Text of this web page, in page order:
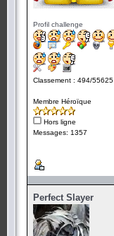
Profil challenge
Classement : 494/55625
Membre Héroïque
Hors ligne
Messages: 1357
Perfect Slayer